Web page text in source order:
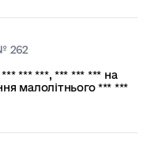
262
*** ***, *** *** *** на
малолітнього *** ***